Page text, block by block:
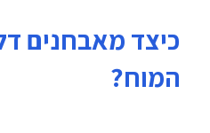
כיצד מאבחנים
המוח?